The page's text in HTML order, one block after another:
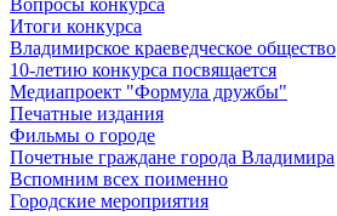
Вопросы конкурса
Итоги конкурса
Владимирское краеведческое общество
10-летию конкурса посвящается
Медиапроект "Формула дружбы"
Печатные издания
Фильмы о городе
Почетные граждане города Владимира
Вспомним всех поименно
Городские мероприятия